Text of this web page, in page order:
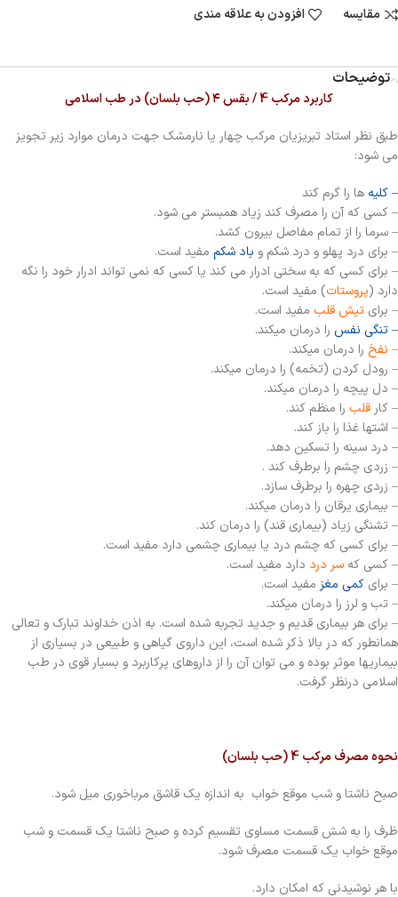
مقایسه
افزودن به علاقه مندی
توضیحات
کاربرد مرکب 4 / بقس ۴ (حب بلسان) در طب اسلامی
طبق نظر استاد تبریزیان مرکب چهار یا نارمشک جهت درمان موارد زیر تجویز
می شود:
– کلیه ها را گرم کند
– کسی که آن را مصرف کند زیاد همبستر می شود.
– سرما را از تمام مفاصل بیرون کشد.
– برای درد پهلو و درد شکم و باد شکم مفید است.
– برای کسی که به سختی ادرار می کند یا کسی که نمی تواند ادرار خود را نگه
دارد (پروستات) مفید است.
– برای تپش قلب مفید است.
– تنگی نفس را درمان میکند.
– نفخ را درمان میکند.
– رودل کردن (تخمه) را درمان میکند.
– دل پیچه را درمان میکند.
– کار قلب را منظم کند.
– اشتها غذا را باز کند.
– درد سینه را تسکین دهد.
– زردی چشم را برطرف کند .
– زردی چهره را برطرف سازد.
– بیماری یرقان را درمان میکند.
– تشنگی زیاد (بیماری قند) را درمان کند.
– برای کسی که چشم درد یا بیماری چشمی دارد مفید است.
– کسی که سر درد دارد مفید است.
– برای کمی مغز مفید است.
– تب و لرز را درمان میکند.
– برای هر بیماری قدیم و جدید تجربه شده است. به اذن خداوند تبارک و تعالی
همانطور که در بالا ذکر شده است، این داروی گیاهی و طبیعی در بسیاری از
بیماریها موثر بوده و می توان آن را از داروهای پرکاربرد و بسیار قوی در طب
اسلامی درنظر گرفت.
نحوه مصرف مرکب 4 (حب بلسان)
صبح ناشتا و شب موقع خواب به اندازه یک قاشق مرباخوری میل شود.
ظرف را به شش قسمت مساوی تقسیم کرده و صبح ناشتا یک قسمت و شب
موقع خواب یک قسمت مصرف شود.
با هر نوشیدنی که امکان دارد.